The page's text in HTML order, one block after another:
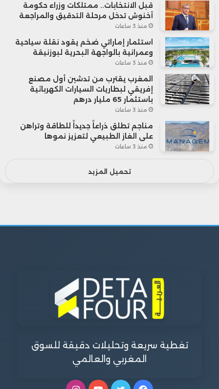
قبل الانتخابات.. ممتلكات وزراء حكومة
أخنوش تدخل مرحلة التدقيق والمراجعة
منذ 3 ساعات
استثمار إماراتي ضخم يقود نقلة سياحية
وعمرانية بالواجهة البحرية لبوزنيقة
منذ 3 ساعات
المغرب يقترب من تدشين أول مصنع
إفريقي لبطاريات السيارات الكهربائية
باستثمار 65 مليار درهم
منذ 3 ساعات
مناجم تطلق ذراعاً جديداً للطاقة وتراهن
على الغاز الطبيعي لتعزيز نموها
منذ 3 ساعات
تحميل المزيد
تغطية سريعة وتحليلات دقيقة للسوق
المغربي والعالمي